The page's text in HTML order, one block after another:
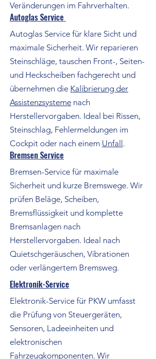
Veränderungen im Fahrverhalten.
Autoglas Service
Autoglas Service für klare Sicht und
maximale Sicherheit. Wir reparieren
Steinschläge, tauschen Front-, Seiten-
und Heckscheiben fachgerecht und
übernehmen die Kalibrierung der
Assistenzsysteme nach
Herstellervorgaben. Ideal bei Rissen,
Steinschlag, Fehlermeldungen im
Cockpit oder nach einem Unfall .
Bremsen Service
Bremsen-Service für maximale
Sicherheit und kurze Bremswege. Wir
prüfen Beläge, Scheiben,
Bremsflüssigkeit und komplette
Bremsanlagen nach
Herstellervorgaben. Ideal nach
Quietschgeräuschen, Vibrationen
oder verlängertem Bremsweg.
Elektronik-Service
Elektronik-Service für PKW umfasst
die Prüfung von Steuergeräten,
Sensoren, Ladeeinheiten und
elektronischen
Fahrzeugkomponenten. Wir